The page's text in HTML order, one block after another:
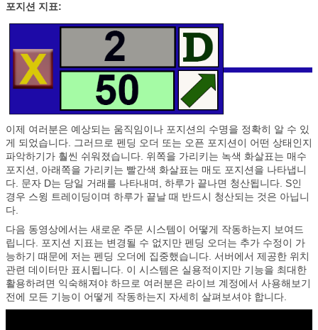
포지션 지표:
이제 여러분은 예상되는 움직임이나 포지션의 수명을 정확히 알 수 있
게 되었습니다. 그러므로 펜딩 오더 또는 오픈 포지션이 어떤 상태인지
파악하기가 훨씬 쉬워졌습니다. 위쪽을 가리키는 녹색 화살표는 매수
포지션, 아래쪽을 가리키는 빨간색 화살표는 매도 포지션을 나타냅니
다. 문자 D는 당일 거래를 나타내며, 하루가 끝나면 청산됩니다. S인
경우 스윙 트레이딩이며 하루가 끝날 때 반드시 청산되는 것은 아닙니
다.
다음 동영상에서는 새로운 주문 시스템이 어떻게 작동하는지 보여드
립니다. 포지션 지표는 변경될 수 없지만 펜딩 오더는 추가 수정이 가
능하기 때문에 저는 펜딩 오더에 집중했습니다. 서버에서 제공한 위치
관련 데이터만 표시됩니다. 이 시스템은 실용적이지만 기능을 최대한
활용하려면 익숙해져야 하므로 여러분은 라이브 계정에서 사용해보기
전에 모든 기능이 어떻게 작동하는지 자세히 살펴보셔야 합니다.